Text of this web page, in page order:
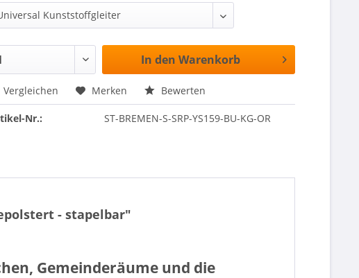
In den Warenkorb
Vergleichen Merken Bewerten
Nr.: ST-BREMEN-S-SRP-YS159-BU-KG-OR
- stapelbar"
Gemeinderäume und die